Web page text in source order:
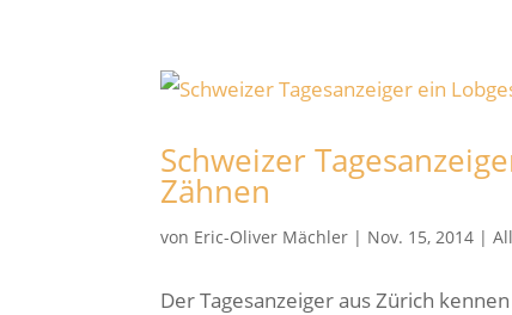
Schweizer
Zähnen
von Eric-Oliver Mächler | Nov. 15, 2014 |
Der Tagesanzeiger aus Zürich